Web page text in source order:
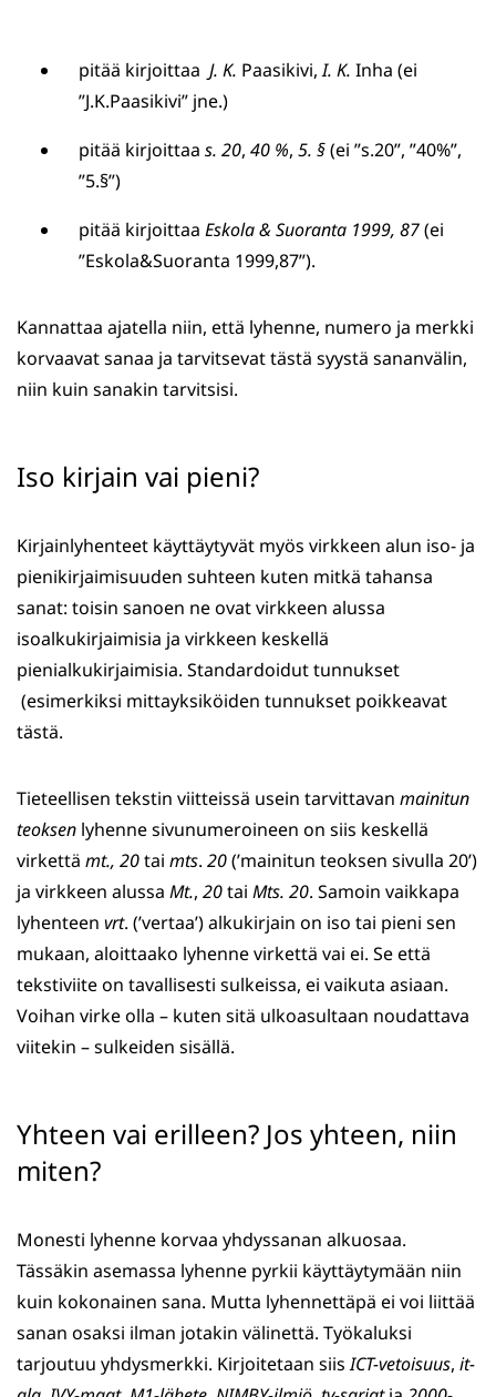
pitää kirjoittaa J. K. Paasikivi,I. K. Inha (ei
”J.K.Paasikivi” jne.)
pitää kirjoittaa s. 20, 40 %, 5. §(ei ”s.20”, ”40%”,
”5.§”)
pitää kirjoittaa Eskola & Suoranta 1999, 87(ei
”Eskola&Suoranta 1999,87”).
Kannattaa ajatella niin, että lyhenne, numero ja merkki
korvaavat sanaa ja tarvitsevat tästä syystä sananvälin,
niin kuin sanakin tarvitsisi.
Iso kirjain vai pieni?
Kirjainlyhenteet käyttäytyvät myös virkkeen alun iso- ja
pienikirjaimisuuden suhteen kuten mitkä tahansa
sanat: toisin sanoen ne ovat virkkeen alussa
isoalkukirjaimisia ja virkkeen keskellä
pienialkukirjaimisia. Standardoidut tunnukset
(esimerkiksi mittayksiköiden tunnukset poikkeavat
tästä.
Tieteellisen tekstin viitteissä usein tarvittavan mainitun
teoksen lyhenne sivunumeroineen on siis keskellä
virkettä mt., 20tai mts. 20(’mainitun teoksen sivulla 20’)
ja virkkeen alussa Mt., 20tai Mts. 20. Samoin vaikkapa
lyhenteen vrt. (’vertaa’) alkukirjain on iso tai pieni sen
mukaan, aloittaako lyhenne virkettä vai ei. Se että
tekstiviite on tavallisesti sulkeissa, ei vaikuta asiaan.
Voihan virke olla – kuten sitä ulkoasultaan noudattava
viitekin – sulkeiden sisällä.
Yhteen vai erilleen? Jos yhteen, niin
miten?
Monesti lyhenne korvaa yhdyssanan alkuosaa.
Tässäkin asemassa lyhenne pyrkii käyttäytymään niin
kuin kokonainen sana. Mutta lyhennettäpä ei voi liittää
sanan osaksi ilman jotakin välinettä. Työkaluksi
tarjoutuu yhdysmerkki. Kirjoitetaan siisICT-vetoisuus, it-